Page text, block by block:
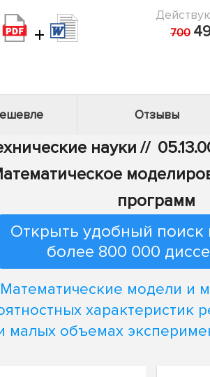
+ 700
Отзывы
науки //
программ
Открыть удобный поиск
более 800 000
Математические модели и
характеристик
малых объемах